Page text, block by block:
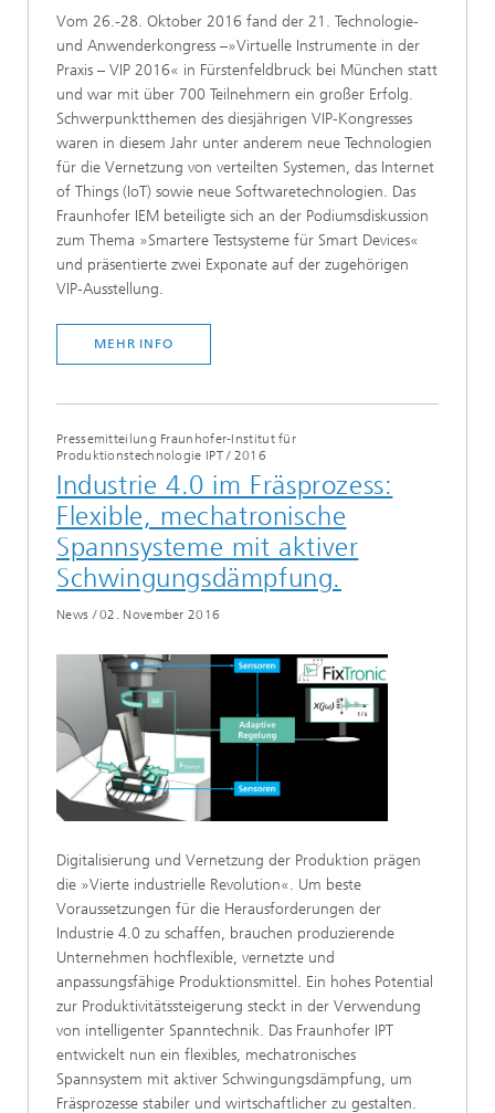
Vom 26.-28. Oktober 2016 fand der 21. Technologie-
und Anwenderkongress –»Virtuelle Instrumente in der
Praxis – VIP 2016« in Fürstenfeldbruck bei München statt
und war mit über 700 Teilnehmern ein großer Erfolg.
Schwerpunktthemen des diesjährigen VIP-Kongresses
waren in diesem Jahr unter anderem neue Technologien
für die Vernetzung von verteilten Systemen, das Internet
of Things (IoT) sowie neue Softwaretechnologien. Das
Fraunhofer IEM beteiligte sich an der Podiumsdiskussion
zum Thema »Smartere Testsysteme für Smart Devices«
und präsentierte zwei Exponate auf der zugehörigen
VIP-Ausstellung.
MEHR INFO
Pressemitteilung Fraunhofer-Institut für
Produktionstechnologie IPT/ 2016
Industrie 4.0 im Fräsprozess:
Flexible, mechatronische
Spannsysteme mit aktiver
Schwingungsdämpfung.
News /02. November 2016
Digitalisierung und Vernetzung der Produktion prägen
die »Vierte industrielle Revolution«. Um beste
Voraussetzungen für die Herausforderungen der
Industrie 4.0 zu schaffen, brauchen produzierende
Unternehmen hochflexible, vernetzte und
anpassungsfähige Produktionsmittel. Ein hohes Potential
zur Produktivitätssteigerung steckt in der Verwendung
von intelligenter Spanntechnik. Das Fraunhofer IPT
entwickelt nun ein flexibles, mechatronisches
Spannsystem mit aktiver Schwingungsdämpfung, um
Fräsprozesse stabiler und wirtschaftlicher zu gestalten.